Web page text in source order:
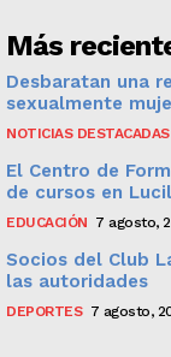
Más
Desbaratan una
sexualmente
NOTICIAS DESTACADAS
El Centro de
de cursos en
EDUCACIÓN 7 agosto,
Socios del Club
las autoridades
DEPORTES 7 agosto,